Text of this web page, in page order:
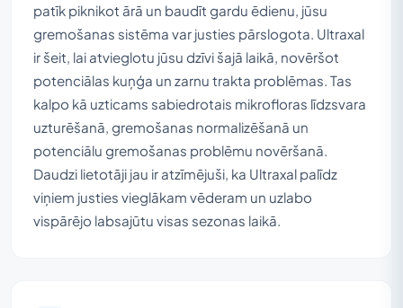
patīk piknikot ārā un baudīt gardu ēdienu, jūsu
gremošanas sistēma var justies pārslogota. Ultraxal
ir šeit, lai atvieglotu jūsu dzīvi šajā laikā, novēršot
potenciālas kuņģa un zarnu trakta problēmas. Tas
kalpo kā uzticams sabiedrotais mikrofloras līdzsvara
uzturēšanā, gremošanas normalizēšanā un
potenciālu gremošanas problēmu novēršanā.
Daudzi lietotāji jau ir atzīmējuši, ka Ultraxal palīdz
viņiem justies vieglākam vēderam un uzlabo
vispārējo labsajūtu visas sezonas laikā.